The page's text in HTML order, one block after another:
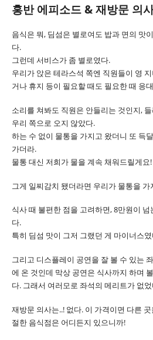
홍반 에피소드 & 재방문 의
음식은 뭐, 딤섬은 별로여도 밥과 면의 맛
다.
그런데 서비스가 좀 별로였다.
우리가 앉은 테라스석 쪽엔 직원들이 영
거나 휴지 등이 필요할 때도 필요한 때 응
소리를 쳐봐도 직원은 안들리는 것인지,
우리 쪽으로 오지 않았다.
하는 수 없이 물통을 가지고 왔더니 또 득
가더라.
물통 대신 저희가 물을 계속 채워드릴게요
그게 일찌감치 됐더라면 우리가 물통을
식사 때 불편한 점을 고려하면, 8만원이
다.
특히 딤섬 맛이 그저 그랬던 게 마이너스
그리고 디스플레이 공연을 잘 볼 수 있는
에 온 것인데 막상 공연은 식사까지 하며
다. 그래서 여러모로 좌석의 메리트가 없
재방문 의사는..! 없다. 이 가격이면 다른
절한 음식점은 어디든지 있으니까!